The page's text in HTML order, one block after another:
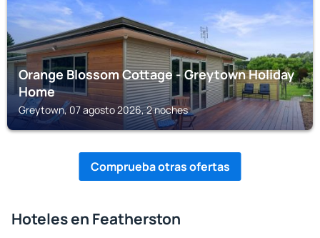
Orange Blossom Cottage - Greytown Holiday
Home
Greytown, 07 agosto 2026, 2 noches
Comprueba otras ofertas
Hoteles en Featherston